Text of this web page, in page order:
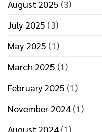
August 2025 (3)
July 2025 (3)
May 2025 (1)
March 2025 (1)
February 2025 (1)
November 2024 (1)
August 2024 (1)